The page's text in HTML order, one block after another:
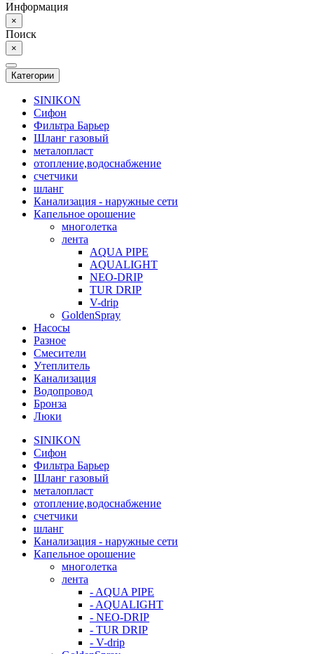
Информация
×
Поиск
×
Категории
SINIKON
Сифон
Фильтра Барьер
Шланг газовый
металопласт
отопление,водоснабжение
счетчики
шланг
Канализация - наружные сети
Капельное орошение
многолетка
лента
AQUA PIPE
AQUALIGHT
NEO-DRIP
TUR DRIP
V-drip
GoldenSpray
Насосы
Разное
Смесители
Утеплитель
Канализация
Водопровод
Бронза
Люки
SINIKON
Сифон
Фильтра Барьер
Шланг газовый
металопласт
отопление,водоснабжение
счетчики
шланг
Канализация - наружные сети
Капельное орошение
многолетка
лента
- AQUA PIPE
- AQUALIGHT
- NEO-DRIP
- TUR DRIP
- V-drip